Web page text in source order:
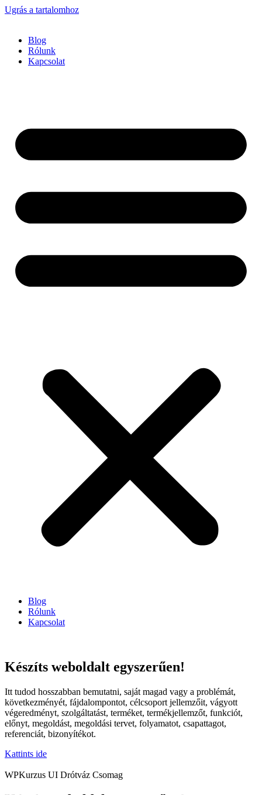
Ugrás a tartalomhoz
Blog
Rólunk
Kapcsolat
Blog
Rólunk
Kapcsolat
Készíts weboldalt egyszerűen!
Itt tudod hosszabban bemutatni, saját magad vagy a problémát,
következményét, fájdalompontot, célcsoport jellemzőit, vágyott
végeredményt, szolgáltatást, terméket, termékjellemzőt, funkciót,
előnyt, megoldást, megoldási tervet, folyamatot, csapattagot,
referenciát, bizonyítékot.
Kattints ide
WPKurzus UI Drótváz Csomag